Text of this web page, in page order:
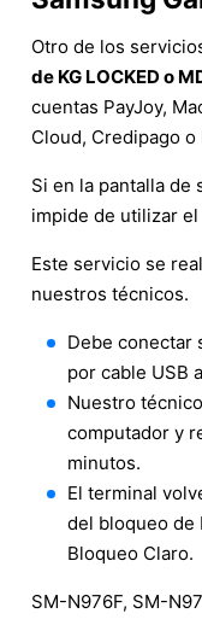
Otro de los
de KG LOCKED o
cuentas PayJoy,
Cloud, Credipago
Si en la pantalla de
impide de utilizar
Este servicio se
nuestros técnicos.
Debe conectar
por cable USB
Nuestro
computador y
minutos.
El terminal
del bloqueo de
Bloqueo Claro.
SM-N976F, SM-